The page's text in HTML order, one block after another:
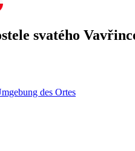
svatého
des Ortes